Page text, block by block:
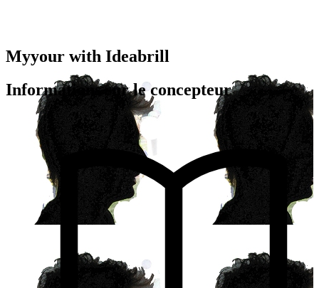
Myyour with Ideabrill
Informations sur le concepteur